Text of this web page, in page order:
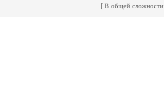
В общей сложности